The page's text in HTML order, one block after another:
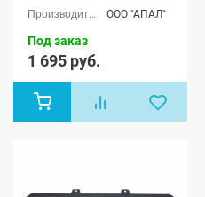
Лада Гранта
ФЛ Драйв
ООО "АПАЛ"
Под заказ
1 695 руб.